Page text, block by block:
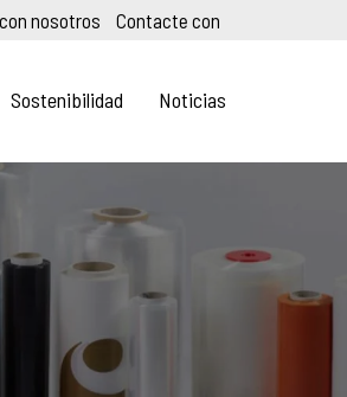
nosotros Contacte con
Sostenibilidad Noticias